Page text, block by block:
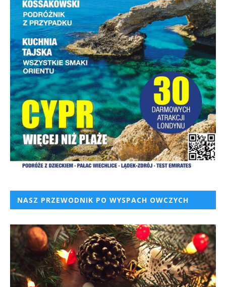
NASZ PRZEWODNIK PO WYSPACH OWCZYCH